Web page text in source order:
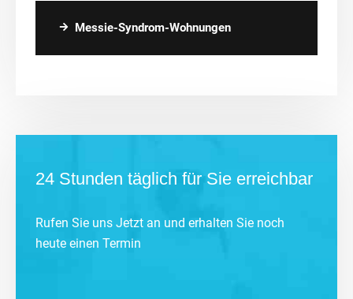
Messie-Syndrom-Wohnungen
24 Stunden täglich für Sie erreichbar
Rufen Sie uns Jetzt an und erhalten Sie noch
heute einen Termin